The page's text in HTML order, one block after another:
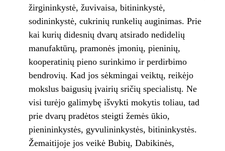
žirgininkystė, žuvivaisa, bitininkystė,
sodininkystė, cukrinių runkelių auginimas. Prie
kai kurių didesnių dvarų atsirado nedidelių
manufaktūrų, pramonės įmonių, pieninių,
kooperatinių pieno surinkimo ir perdirbimo
bendrovių. Kad jos sėkmingai veiktų, reikėjo
mokslus baigusių įvairių sričių specialistų. Ne
visi turėjo galimybę išvykti mokytis toliau, tad
prie dvarų pradėtos steigti žemės ūkio,
pienininkystės, gyvulininkystės, bitininkystės.
Žemaitijoje jos veikė Bubių, Dabikinės,